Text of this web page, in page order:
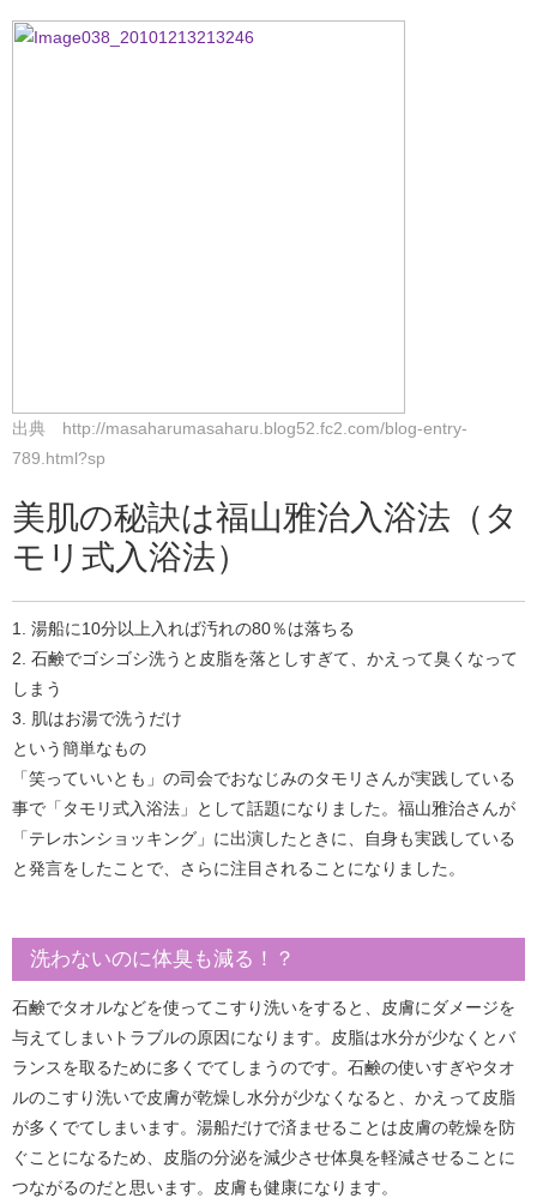
出典 http://masaharumasaharu.blog52.fc2.com/blog-entry-
789.html?sp
美肌の秘訣は福山雅治入浴法（タ
モリ式入浴法）
1. 湯船に10分以上入れば汚れの80％は落ちる
2. 石鹸でゴシゴシ洗うと皮脂を落としすぎて、かえって臭くなって
しまう
3. 肌はお湯で洗うだけ
という簡単なもの
「笑っていいとも」の司会でおなじみのタモリさんが実践している
事で「タモリ式入浴法」として話題になりました。福山雅治さんが
「テレホンショッキング」に出演したときに、自身も実践している
と発言をしたことで、さらに注目されることになりました。
洗わないのに体臭も減る！？
石鹸でタオルなどを使ってこすり洗いをすると、皮膚にダメージを
与えてしまいトラブルの原因になります。皮脂は水分が少なくとバ
ランスを取るために多くでてしまうのです。石鹸の使いすぎやタオ
ルのこすり洗いで皮膚が乾燥し水分が少なくなると、かえって皮脂
が多くでてしまいます。湯船だけで済ませることは皮膚の乾燥を防
ぐことになるため、皮脂の分泌を減少させ体臭を軽減させることに
つながるのだと思います。皮膚も健康になります。